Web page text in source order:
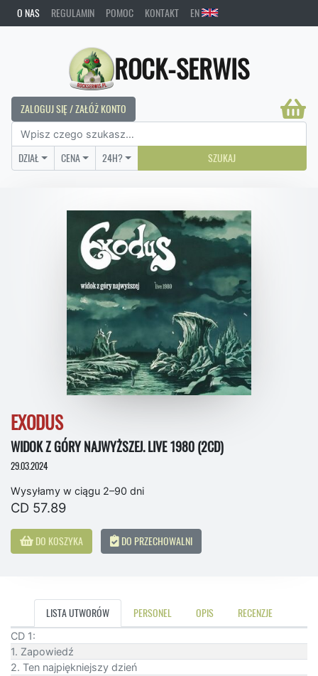
O NAS REGULAMIN POMOC KONTAKT EN
ROCK-SERWIS
ZALOGUJ SIĘ / ZAŁÓŻ KONTO
DZIAŁ CENA 24H? SZUKAJ
EXODUS
WIDOK Z GÓRY NAJWYŻSZEJ. LIVE 1980 (2CD)
29.03.2024
Wysyłamy w ciągu 2–90 dni
CD 57.89
DO KOSZYKA DO PRZECHOWALNI
LISTA UTWORÓW PERSONEL OPIS RECENZJE
CD 1:
1. Zapowiedź
2. Ten najpiękniejszy dzień